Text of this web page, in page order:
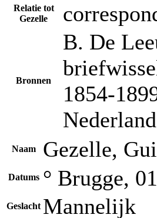
Relatie tot
Gezelle
Bronnen
B. De
1854-
Naam Gezelle,
Datums ° Brugge,
Geslacht Mannelijk